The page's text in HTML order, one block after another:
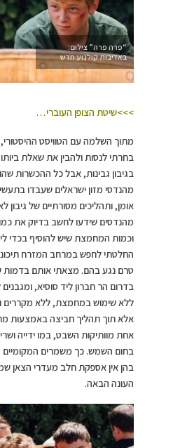
“פרה פרה” צילום:
באדיבות קולנוע חדש
>>>שיטת הצופן העוברי…
מתוך השלמה עם הטוויסט ההיסטורי,
בחרתי לנסות ולהבין את שאלת
בגיבון גבינות, אבל כל ההכשרות
מהנדסי מזון ישראלים שעבדו
אומן, ותהליכים מסורתיים של גיבון
מהנדסים שידעו לחשב בדיוק את
וכמות המחמצת שיש להוסיף בכדי
החלטתי לחפש במרחב המזרח
טרם נגע בהם. מצאתי אותם בדמות
בדרום הר חברון ליד סוסיא,
ללא שימוש במחמצת, ללא מקררים
אלא תוך תהליך חביצה באמצעות
אחת מוותיקות השבט, במו ידייה
בחום השמש. כך משמרים המקומיים
בהן אין אספקת חלב מעדרי הצאן
העונה הבאה.